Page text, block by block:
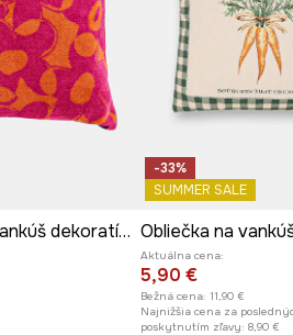
Obliečka na vankúš dekoratívna žakárová 50 x 50 cm
-33%
SUMMER SALE
Aktuálna cena:
5,90 €
Bežná cena: 11,90 €
Najnižšia cena za
poskytnutím zľavy: 8,90 €